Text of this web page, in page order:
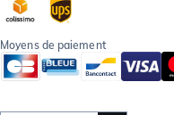
Moyens de paiement